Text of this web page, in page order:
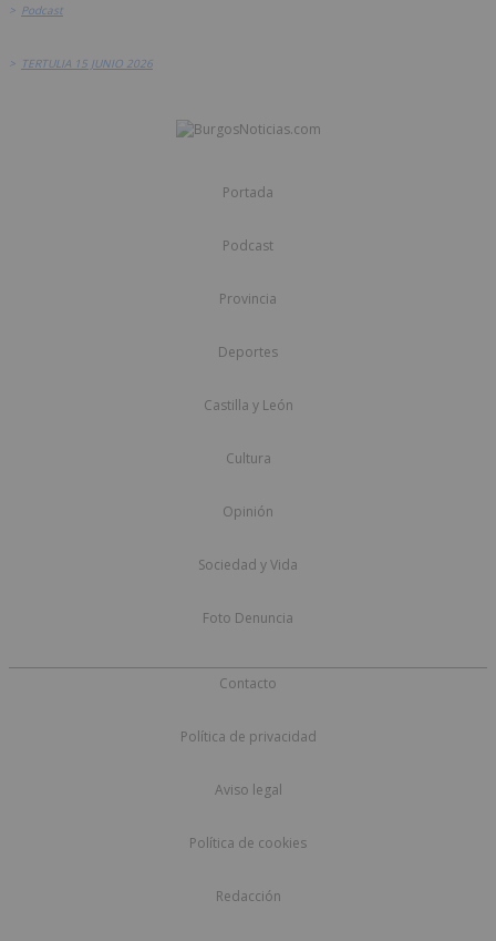
> Podcast
> TERTULIA 15 JUNIO 2026
Portada
Podcast
Provincia
Deportes
Castilla y León
Cultura
Opinión
Sociedad y Vida
Foto Denuncia
Contacto
Política de privacidad
Aviso legal
Política de cookies
Redacción